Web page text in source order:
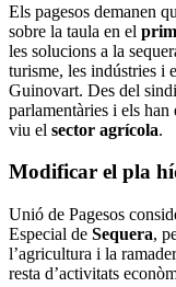
Els pagesos demanen
sobre la taula en el
les solucions a la
turisme, les indústries i
Guinovart. Des del
parlamentàries i els han
viu el sector agrícola.
Modificar el pla
Unió de Pagesos
Especial de Sequera,
l’agricultura i la
resta d’activitats